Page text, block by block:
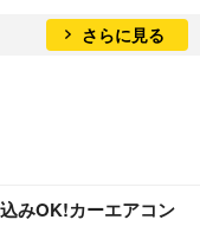
さらに見る
みOK!カーエアコン